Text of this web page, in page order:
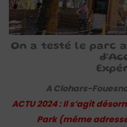
On a testé le parc
A Clohars-
ACTU 2024 : Il s’agit
Park (même